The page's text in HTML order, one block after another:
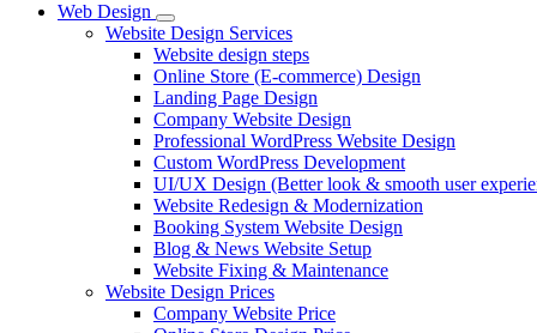
Web Design
Website Design Services
Website design steps
Online Store (E-commerce) Design
Landing Page Design
Company Website Design
Professional WordPress Website Design
Custom WordPress Development
UI/UX Design (Better look & smooth user
Website Redesign & Modernization
Booking System Website Design
Blog & News Website Setup
Website Fixing & Maintenance
Website Design Prices
Company Website Price